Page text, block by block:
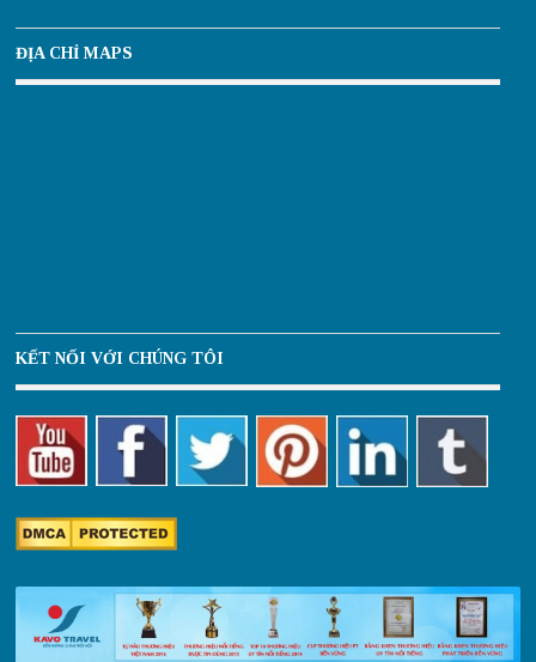
ĐỊA CHỈ MAPS
KẾT NỐI VỚI CHÚNG TÔI